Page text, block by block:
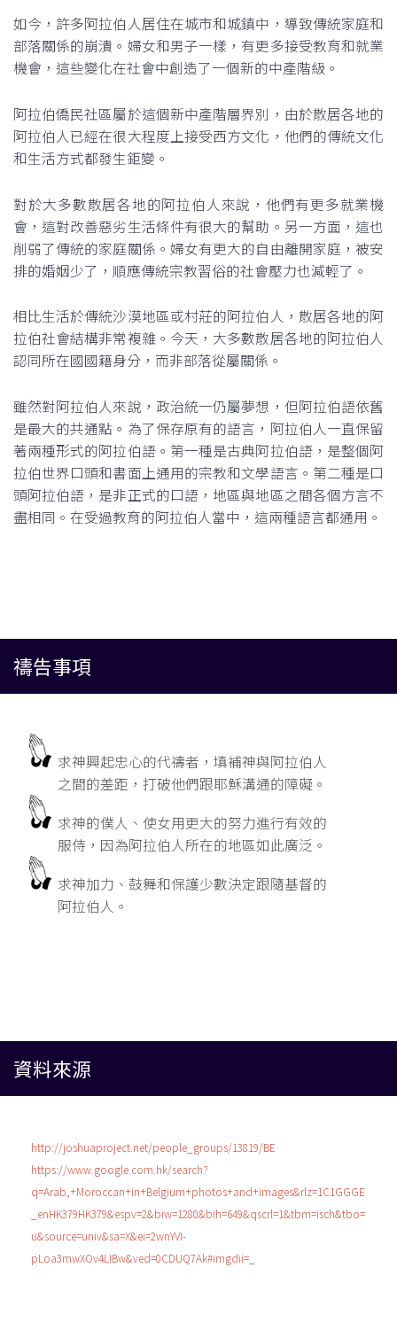
如今，許多阿拉伯人居住在城市和城鎮中，導致傳統家庭和
部落關係的崩潰。婦女和男子一樣，有更多接受教育和就業
機會，這些變化在社會中創造了一個新的中產階級。
阿拉伯僑民社區屬於這個新中產階層界別，由於散居各地的
阿拉伯人已經在很大程度上接受西方文化，他們的傳統文化
和生活方式都發生鉅變。
對於大多數散居各地的阿拉伯人來說，他們有更多就業機
會，這對改善惡劣生活條件有很大的幫助。另一方面，這也
削弱了傳統的家庭關係。婦女有更大的自由離開家庭，被安
排的婚姻少了，順應傳統宗教習俗的社會壓力也減輕了。
相比生活於傳統沙漠地區或村莊的阿拉伯人，散居各地的阿
拉伯社會結構非常複雜。今天，大多數散居各地的阿拉伯人
認同所在國國籍身分，而非部落從屬關係。
雖然對阿拉伯人來說，政治統一仍屬夢想，但阿拉伯語依舊
是最大的共通點。為了保存原有的語言，阿拉伯人一直保留
著兩種形式的阿拉伯語。第一種是古典阿拉伯語，是整個阿
拉伯世界口頭和書面上通用的宗教和文學語言。第二種是口
頭阿拉伯語，是非正式的口語，地區與地區之間各個方言不
盡相同。在受過教育的阿拉伯人當中，這兩種語言都通用。
禱告事項
求神興起忠心的代禱者，填補神與阿拉伯人
之間的差距，打破他們跟耶穌溝通的障礙。
求神的僕人、使女用更大的努力進行有效的
服侍，因為阿拉伯人所在的地區如此廣泛。
求神加力、鼓舞和保護少數決定跟隨基督的
阿拉伯人。
資料來源
http://joshuaproject.net/people_groups/13819/BE
https://www.google.com.hk/search?
q=Arab,+Moroccan+in+Belgium+photos+and+images&rlz=1C1GGGE
_enHK379HK379&espv=2&biw=1280&bih=649&qscrl=1&tbm=isch&tbo=
u&source=univ&sa=X&ei=2wnYVI-
pLoa3mwXOv4LIBw&ved=0CDUQ7Ak#imgdii=_